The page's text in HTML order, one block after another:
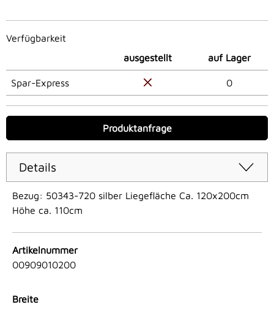
Verfügbarkeit
ausgestellt
auf Lager
Spar-Express 0
Produktanfrage
Details
Bezug: 50343-720 silber Liegefläche Ca. 120x200cm
Höhe ca. 110cm
Artikelnummer
00909010200
Breite